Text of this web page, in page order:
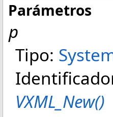
Parámetros
p
Tipo:
VXML_New()